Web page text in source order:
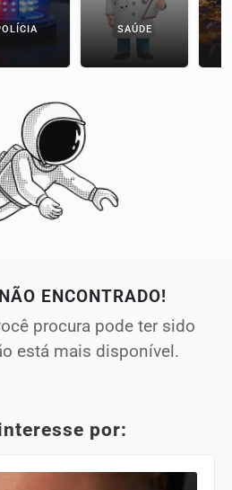
SAÚDE
ENCONTRADO!
procura pode ter sido
está mais disponível.
por: